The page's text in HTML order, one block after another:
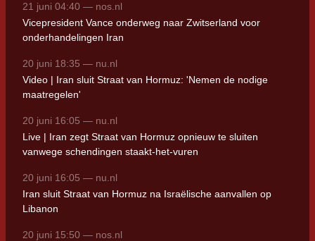
21 juni 04:40 — nos.nl
Vicepresident Vance onderweg naar Zwitserland voor
onderhandelingen Iran
20 juni 18:35 — nu.nl
Video | Iran sluit Straat van Hormuz: 'Nemen de nodige
maatregelen'
20 juni 16:05 — nu.nl
Live | Iran zegt Straat van Hormuz opnieuw te sluiten
vanwege schendingen staakt-het-vuren
20 juni 16:05 — nu.nl
Iran sluit Straat van Hormuz na Israëlische aanvallen op
Libanon
20 juni 15:50 — nos.nl